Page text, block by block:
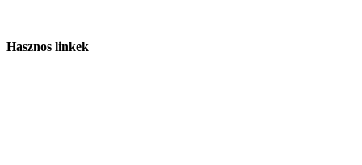
Hasznos linkek